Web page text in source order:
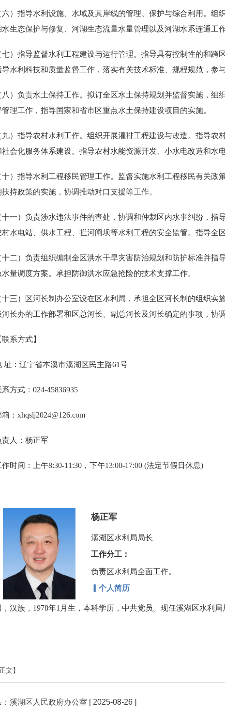
六）指导水利设施、水域及其岸线的管理、保护与综合利用。
生态保护与修复、河湖生态流量水量管理以及河湖水系连通工
七）指导监督水利工程建设与运行管理。指导具有控制性的和
水利科技和质量监督工作，落实有关技术标准、规程规范，参
八）负责水土保持工作。拟订全区水土保持规划并监督实施，
理工作，指导国家和省市区重点水土保持建设项目的实施。
九）指导农村水利工作。组织开展灌排工程建设与改造。指导
会化服务体系建设。指导农村水能资源开发、小水电改造和水
十）指导水利工程移民管理工作。监督实施水利工程移民有关
扶持政策的实施，协调推动对口支援等工作。
十一）负责涉水违法事件的查处，协调和仲裁区内水事纠纷，
村水电站、供水工程、拦河闸坝等水利工程的安全监管。指导全
十二）负责组织编制全区洪水干旱灾害防治规划和防护标准并
水量调度方案。承担防御洪水应急抢险的技术支撑工作。
十三）区河长制办公室设在区水利局，承担全区河长制的组织
河长办的工作部署和区总河长、副总河长及河长确定的事项，协
联系方式】
址： 辽宁省本溪市溪湖区民主路61号
系方式：024-45836935
箱：xhqslj2024@126.com
责人：杨正军
作时间：上午8:30-11:30，下午13:00-17:00 (法定节假日休息)
杨正军
溪湖区水利局局长
工作分工：
负责区水利局全面工作。
▎个人简历
，汉族，1978年1月生，本科学历，中共党员。现任溪湖区水利局
文】
溪湖区人民政府办公室 [ 2025-08-26 ]